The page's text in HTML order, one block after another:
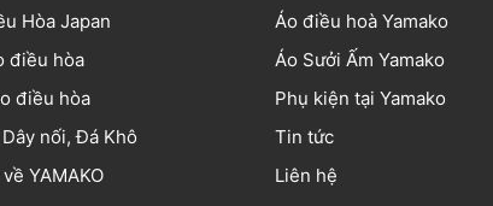
Hòa Japan
điều hòa
điều hòa
nối, Đá Khô
YAMAKO
Áo điều hoà Yamako
Áo Sưởi Ấm Yamako
Phụ kiện tại Yamako
Tin tức
Liên hệ